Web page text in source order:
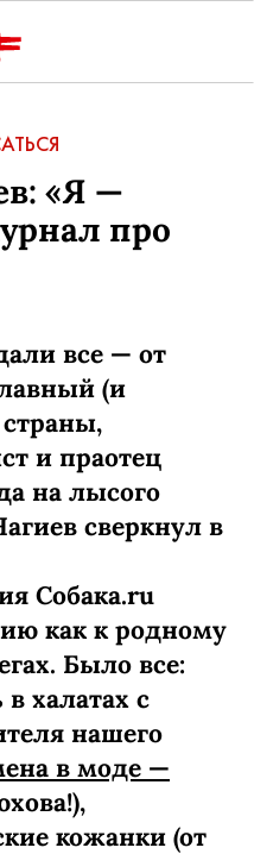
«Я —
про
все — от
(и
и праотец
на лысого
сверкнул в
Собака.ru
как к родному
Было все:
халатах с
нашего
в моде —
кожанки (от